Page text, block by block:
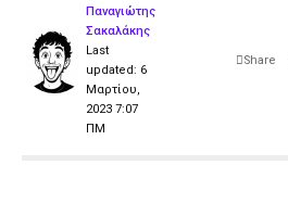
Last
updated: 6
Μαρτίου,
2023 7:07
ΠΜ
Παναγιώτης
Σακαλάκης
Share